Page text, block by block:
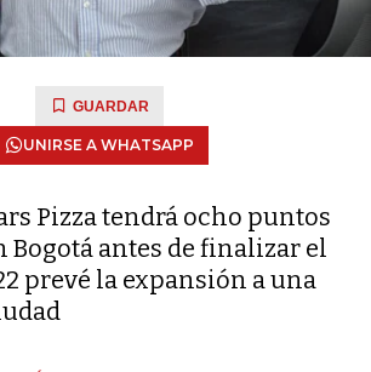
GUARDAR
UNIRSE A WHATSAPP
Pizza tendrá ocho puntos
Bogotá antes de finalizar el
prevé la expansión a una